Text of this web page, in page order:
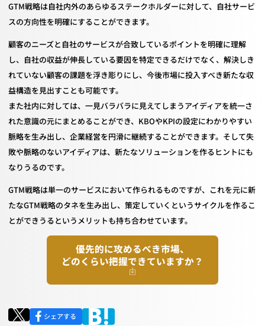
GTM戦略は自社内外のあらゆるステークホルダーに対して、自社サービ
スの方向性を明確にすることができます。
顧客のニーズと自社のサービスが合致しているポイントを明確に理解
し、自社の収益が伸長している要因を特定できるだけでなく、解決しき
れていない顧客の課題を浮き彫りにし、今後市場に投入すべき新たな収
益構造を見出すことも可能です。
また社内に対しては、一見バラバラに見えてしまうアイディアを統一さ
れた意識の元にまとめることができ、KBOやKPIの設定にわかりやすい
脈略を生み出し、企業経営を円滑に継続することができます。そして失
敗や脈略のないアイディアは、新たなソリューションを作るヒントにも
なりうるのです。
GTM戦略は単一のサービスにおいて作られるものですが、これを元に新
たなGTM戦略のタネを生み出し、策定していくというサイクルを作るこ
とができうるというメリットも持ち合わせています。
優先的に攻めるべき市場、
どのくらい把握できていますか？
シェアする